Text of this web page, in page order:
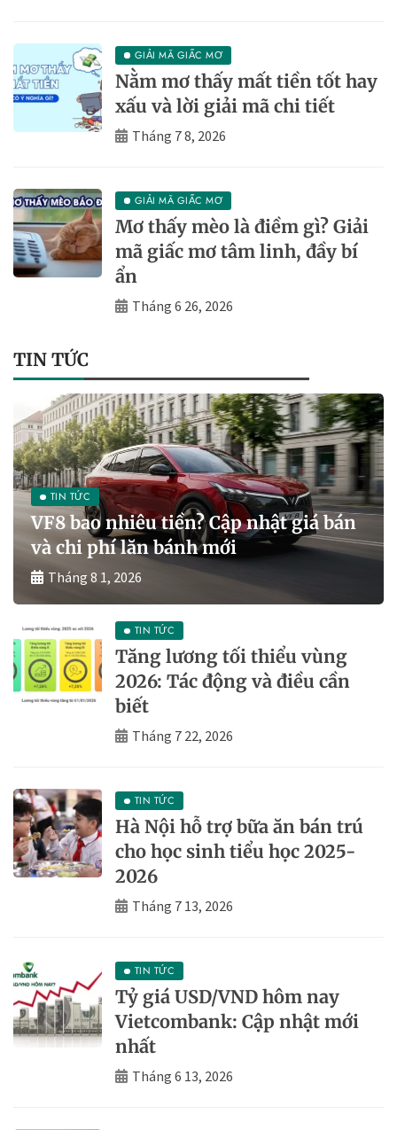
GIẢI MÃ GIẤC MƠ
Nằm mơ thấy mất tiền tốt hay
xấu và lời giải mã chi tiết
Tháng 7 8, 2026
GIẢI MÃ GIẤC MƠ
Mơ thấy mèo là điềm gì? Giải
mã giấc mơ tâm linh, đầy bí
ẩn
Tháng 6 26, 2026
TIN TỨC
TIN TỨC
VF8 bao nhiêu tiền? Cập nhật giá bán
và chi phí lăn bánh mới
Tháng 8 1, 2026
TIN TỨC
Tăng lương tối thiểu vùng
2026: Tác động và điều cần
biết
Tháng 7 22, 2026
TIN TỨC
Hà Nội hỗ trợ bữa ăn bán trú
cho học sinh tiểu học 2025-
2026
Tháng 7 13, 2026
TIN TỨC
Tỷ giá USD/VND hôm nay
Vietcombank: Cập nhật mới
nhất
Tháng 6 13, 2026